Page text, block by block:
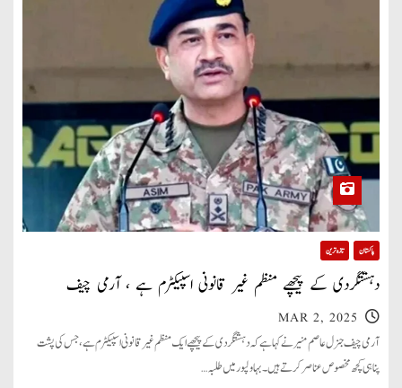
پاکستان تازہ ترین
دہشتگردی کے پیچھے منظم غیر قانونی اسپیکٹرم ہے ، آرمی چیف
MAR 2, 2025
آرمی چیف جنرل عاصم منیر نے کہا ہے کہ دہشتگردی کے پیچھے ایک منظم غیر قانونی اسپیکٹرم ہے، جس کی پشت
پناہی کچھ مخصوص عناصر کرتے ہیں۔ بہاولپور میں طلبہ…